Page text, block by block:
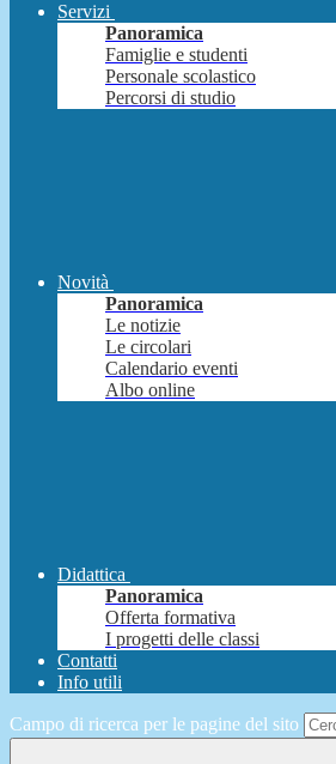
Servizi
Panoramica
Famiglie e studenti
Personale scolastico
Percorsi di studio
Novità
Panoramica
Le notizie
Le circolari
Calendario eventi
Albo online
Didattica
Panoramica
Offerta formativa
I progetti delle classi
Contatti
Info utili
Campo di ricerca per le pagine del sito